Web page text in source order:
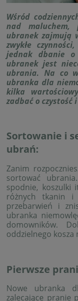
Wśród
nad maluchem,
ubranek zajmują
zwykłe
jednak dbanie o
ubranek jest
ubrania. Na co
ubranka dla
kilka
zadbać o czystość
Sortowanie i
ubrań:
Zanim
sortować
spodnie, koszulki
różnych tkanin i
przebarwień i
ubranka
domowników.
oddzielnego
Pierwsze
Nowe ubranka
zalecające pranie